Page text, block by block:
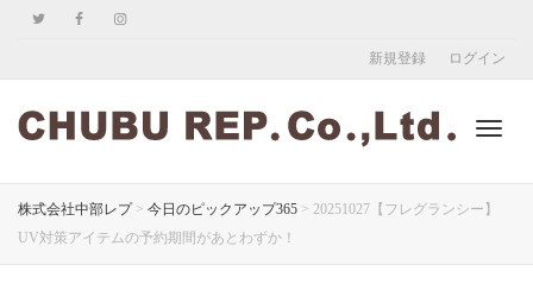
新規登録 ログイン
株式会社中部レプ> 今日のピックアップ365 > 20251027【フレグランシー】
UV対策アイテムの予約期間があとわずか！